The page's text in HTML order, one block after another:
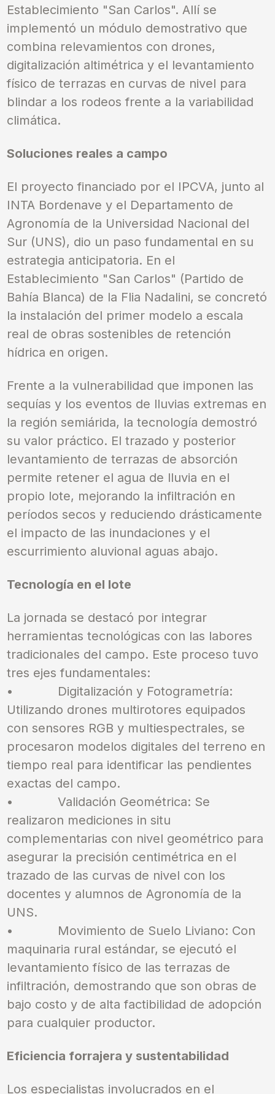
Establecimiento "San Carlos". Allí se
implementó un módulo demostrativo que
combina relevamientos con drones,
digitalización altimétrica y el levantamiento
físico de terrazas en curvas de nivel para
blindar a los rodeos frente a la variabilidad
climática.
Soluciones reales a campo
El proyecto financiado por el IPCVA, junto al
INTA Bordenave y el Departamento de
Agronomía de la Universidad Nacional del
Sur (UNS), dio un paso fundamental en su
estrategia anticipatoria. En el
Establecimiento "San Carlos" (Partido de
Bahía Blanca) de la Flia Nadalini, se concretó
la instalación del primer modelo a escala
real de obras sostenibles de retención
hídrica en origen.
Frente a la vulnerabilidad que imponen las
sequías y los eventos de lluvias extremas en
la región semiárida, la tecnología demostró
su valor práctico. El trazado y posterior
levantamiento de terrazas de absorción
permite retener el agua de lluvia en el
propio lote, mejorando la infiltración en
períodos secos y reduciendo drásticamente
el impacto de las inundaciones y el
escurrimiento aluvional aguas abajo.
Tecnología en el lote
La jornada se destacó por integrar
herramientas tecnológicas con las labores
tradicionales del campo. Este proceso tuvo
tres ejes fundamentales:
•
Digitalización y Fotogrametría:
Utilizando drones multirotores equipados
con sensores RGB y multiespectrales, se
procesaron modelos digitales del terreno en
tiempo real para identificar las pendientes
exactas del campo.
•
Validación Geométrica: Se
realizaron mediciones in situ
complementarias con nivel geométrico para
asegurar la precisión centimétrica en el
trazado de las curvas de nivel con los
docentes y alumnos de Agronomía de la
UNS.
•
Movimiento de Suelo Liviano: Con
maquinaria rural estándar, se ejecutó el
levantamiento físico de las terrazas de
infiltración, demostrando que son obras de
bajo costo y de alta factibilidad de adopción
para cualquier productor.
Eficiencia forrajera y sustentabilidad
Los especialistas involucrados en el